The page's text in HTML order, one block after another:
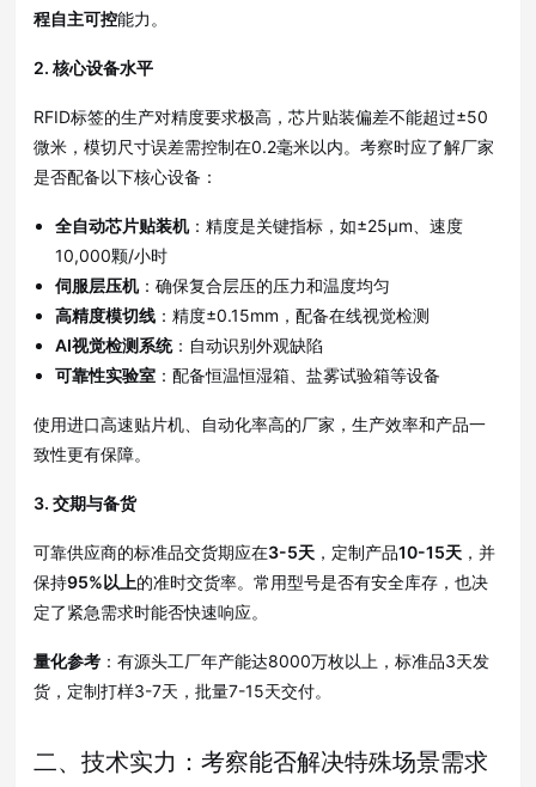
程自主可控能力 。
2. 核心设备水平
RFID标签的生产对精度要求极高，芯片贴装偏差不能超过±50
微米，模切尺寸误差需控制在0.2毫米以内。考察时应了解厂家
是否配备以下核心设备 ：
全自动芯片贴装机：精度是关键指标，如±25μm、速度
10,000颗/小时
伺服层压机：确保复合层压的压力和温度均匀
高精度模切线 ：精度±0.15mm，配备在线视觉检测
AI视觉检测系统：自动识别外观缺陷
可靠性实验室 ：配备恒温恒湿箱、盐雾试验箱等设备
使用进口高速贴片机、自动化率高的厂家，生产效率和产品一
致性更有保障。
3. 交期与备货
可靠供应商的标准品交货期应在3-5天 ，定制产品10-15天 ，并
保持95%以上的准时交货率。常用型号是否有安全库存，也决
定了紧急需求时能否快速响应。
量化参考 ：有源头工厂年产能达8000万枚以上，标准品3天发
货，定制打样3-7天，批量7-15天交付。
二、技术实力：考察能否解决特殊场景需求